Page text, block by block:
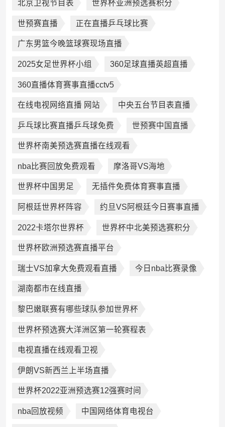
北京卫视节目表 世界杯亚洲预选赛积分
世预赛直播 正在直播乒乓球比赛
广东男篮今晚篮球赛现场直播
2025女足世界杯小组 360足球直播英超直播
360直播体育赛事直播cctv5
在线电视网络直播 网站 中央五台节目表直播
乒乓球比赛直播乒乓球免费 世预赛中国直播
世界杯南美预选赛直播在线观看
nba比赛回放免费观看 摩洛哥VS海地
世界杯中国男足 无插件免费体育赛事直播
阿根廷世界杯阵容 约旦VS阿根廷今日赛事直播
2022卡塔尔世界杯 世界杯中北美预选赛积分
世界杯欧洲预选赛直播平台
瑞士VS加拿大免费观看直播 今日nba比赛录像
湖南都市在线直播
黎巴嫩联赛有哪些球队参加世界杯
世界杯预选赛大洋洲区第一轮赛程表
电视直播在线观看卫视
伊朗VS新西兰上半场直播
世界杯2022亚洲预选赛12强赛时间
nba回放视频 中国网络体育电视台